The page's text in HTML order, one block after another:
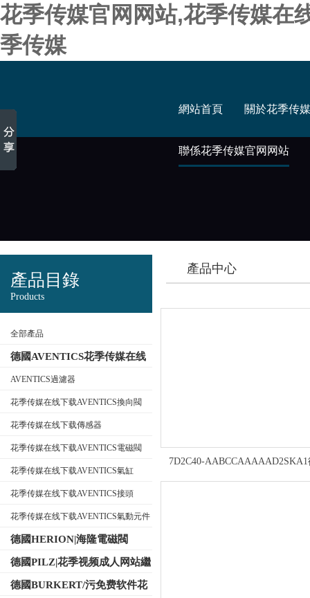
花季传媒官网网站,花季传媒在
季传媒
網站首頁 關於花季传
聯係花季传媒官网网站
產品目錄
Products
全部產品
德國AVENTICS花季传媒在线
下载
AVENTICS過濾器
花季传媒在线下载AVENTICS換向閥
花季传媒在线下载傳感器
花季传媒在线下载AVENTICS電磁閥
花季传媒在线下载AVENTICS氣缸
花季传媒在线下载AVENTICS接頭
花季传媒在线下载AVENTICS氣動元件
德國HERION|海隆電磁閥
德國PILZ|花季视频成人网站繼
電器
德國BURKERT/污免费软件花
產品中心
7D2C40-